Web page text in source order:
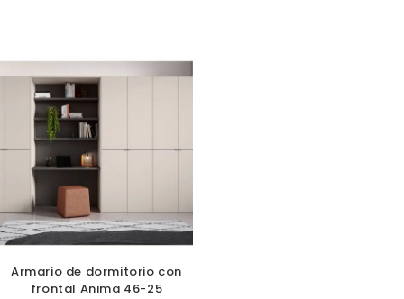
Armario de dormitorio con
frontal Anima 46-25